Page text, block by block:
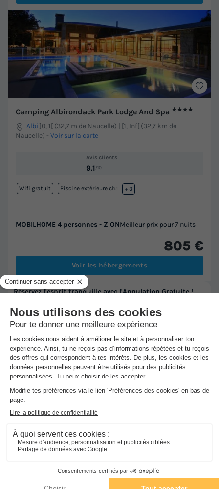
Camping Albirondack Park Lodge And Spa ★★★★
Albi ]0, 1[ (32,7 m de Naucelle) | [1, Inf[ (32,7 km de
Naucelle) - Voir sur la carte
Avis clients
9.1 /10
Wifi gratuit Piscine extérieure chauffée
+ 3
MOBILHOME 4 personnes - ZIONMeilleur prix pour 7 nuits
805 €
Voir les hébergements
Cahuzac Sur Vere]0, 1[ (41,9 m de Naucelle) | [1, Inf[ (41,9
km de Naucelle)-Voir sur la carte
Avis clients
Réservez l'esprit tranquille avec l'Annulation Gratuite !
(1) sans motif jusqu'à 30 jours avant le début de votre séjour